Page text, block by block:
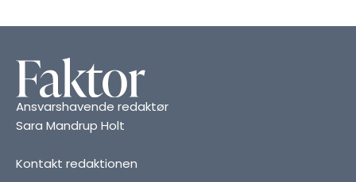
Ansvarshavende redaktør
Sara Mandrup Holt
Kontakt redaktionen